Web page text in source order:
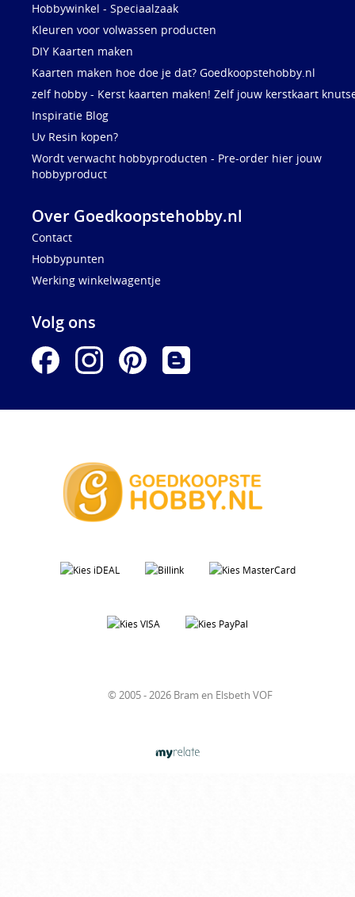
Hobbywinkel - Speciaalzaak
Kleuren voor volwassen producten
DIY Kaarten maken
Kaarten maken hoe doe je dat? Goedkoopstehobby.nl
zelf hobby - Kerst kaarten maken! Zelf jouw kerstkaart
Inspiratie Blog
Uv Resin kopen?
Wordt verwacht hobbyproducten - Pre-order hier jouw
hobbyproduct
Over Goedkoopstehobby.nl
Contact
Hobbypunten
Werking winkelwagentje
Volg ons
© 2005 - 2026 Bram en Elsbeth VOF